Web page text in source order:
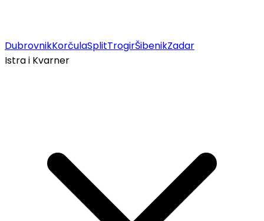
DubrovnikKorčulaSplitTrogirŠibenikZadar
Istra i Kvarner